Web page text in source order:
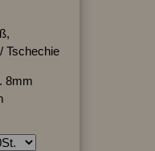
Tschechie
8mm